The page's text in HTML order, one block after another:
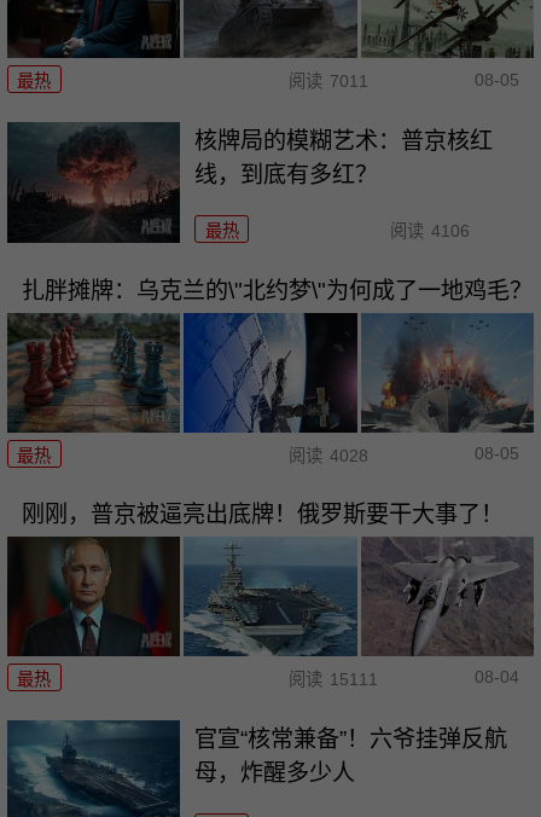
最热 阅读 7011 08-05
核牌局的模糊艺术：普京核红
线，到底有多红？
最热 阅读 4106
扎胖摊牌：乌克兰的\"北约梦\"为何成了一地鸡毛？
最热 阅读 4028 08-05
刚刚，普京被逼亮出底牌！俄罗斯要干大事了！
最热 阅读 15111 08-04
官宣“核常兼备”！六爷挂弹反航
母，炸醒多少人